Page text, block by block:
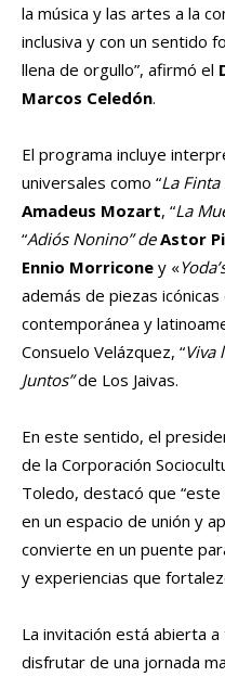
la música y las artes a la
inclusiva y con un sentido
llena de orgullo”, afirmó el
Marcos Celedón.
El programa incluye
universales como “La Finta
Amadeus Mozart, “La
“Adiós Nonino” de Astor
Ennio Morricone y «
además de piezas
contemporánea y
Consuelo Velázquez, “Viva
Juntos”de Los Jaivas.
En este sentido, el
de la Corporación
Toledo, destacó que
en un espacio de unión y
convierte en un puente
y experiencias que
La invitación está abierta
disfrutar de una jornada